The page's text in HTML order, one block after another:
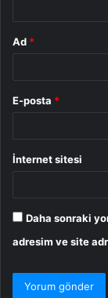
Ad *
E-posta *
İnternet sitesi
Daha sonraki
adresim ve site